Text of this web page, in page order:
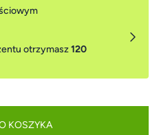
otrzymasz120
KOSZYKA